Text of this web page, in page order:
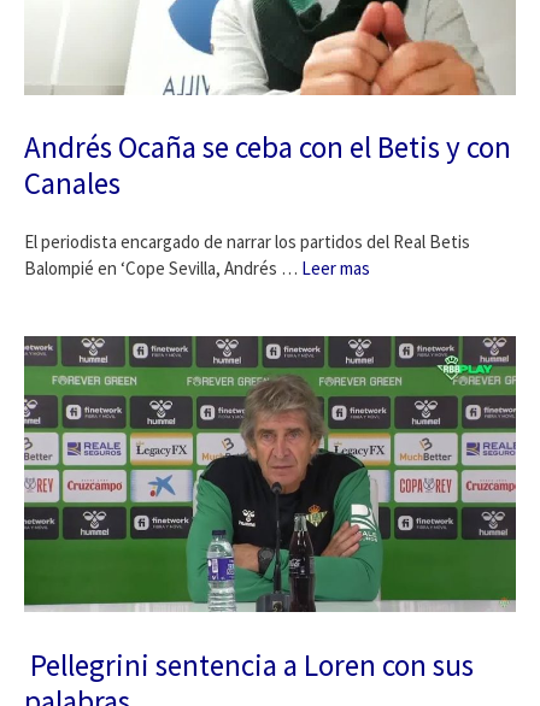
Andrés Ocaña se ceba con el Betis y con
Canales
El periodista encargado de narrar los partidos del Real Betis
Balompié en ‘Cope Sevilla, Andrés … Leer mas
️ Pellegrini sentencia a Loren con sus